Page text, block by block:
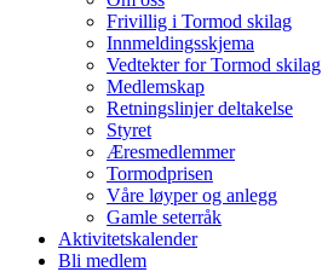
Frivillig i Tormod skilag
Innmeldingsskjema
Vedtekter for Tormod skilag
Medlemskap
Retningslinjer deltakelse
Styret
Æresmedlemmer
Tormodprisen
Våre løyper og anlegg
Gamle seterråk
Aktivitetskalender
Bli medlem